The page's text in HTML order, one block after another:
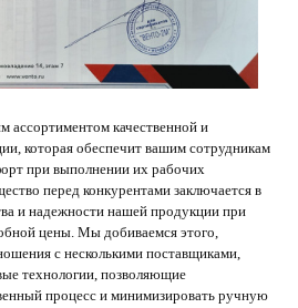
качественной и
которая обеспечит вашим сотрудникам
при выполнении их рабочих
перед конкурентами заключается в
и надежности нашей продукции при
цены. Мы добиваемся этого,
с несколькими поставщиками,
технологии, позволяющие
процесс и минимизировать ручную